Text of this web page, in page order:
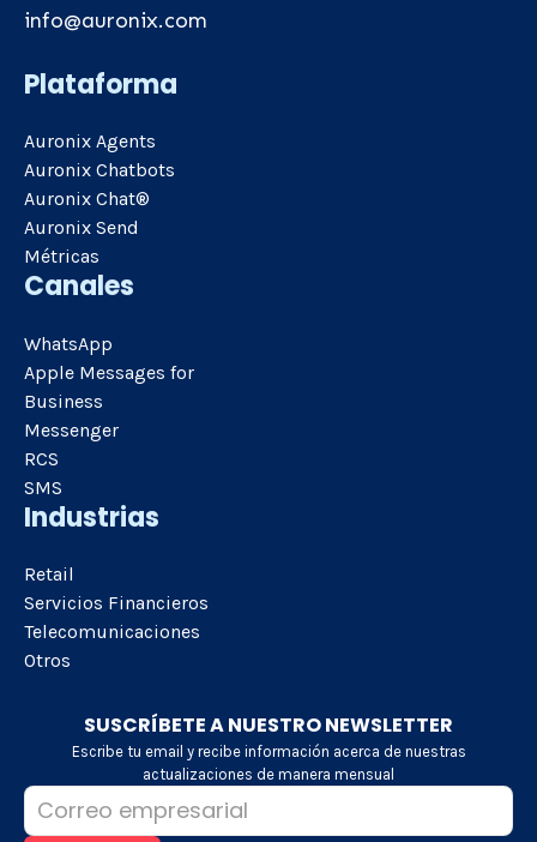
info@auronix.com
Plataforma
Auronix Agents
Auronix Chatbots
Auronix Chat®
Auronix Send
Métricas
Canales
WhatsApp
Apple Messages for
Business
Messenger
RCS
SMS
Industrias
Retail
Servicios Financieros
Telecomunicaciones
Otros
SUSCRÍBETE A NUESTRO NEWSLETTER
Escribe tu email y recibe información acerca de nuestras
actualizaciones de manera mensual